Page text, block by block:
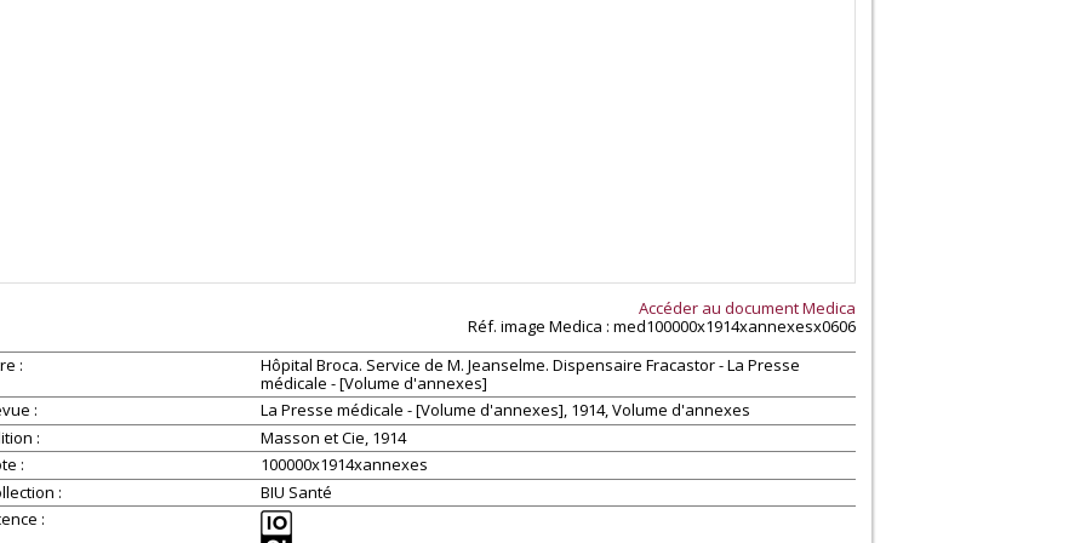
Accéder au documentMedica
Réf. image Medica : med100000x1914xannexesx0606
Hôpital Broca. Service de M. Jeanselme. Dispensaire Fracastor - La Presse
médicale - [Volume d'annexes]
La Presse médicale - [Volume d'annexes], 1914, Volume d'annexes
Masson et Cie, 1914
100000x1914xannexes
BIU Santé